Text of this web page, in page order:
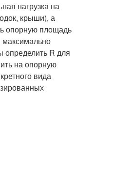
нагрузка на
крыши), а
опорную площадь
максимально
определить R для
на опорную
вида